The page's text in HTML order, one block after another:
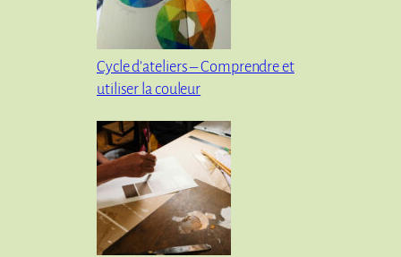
Cycle d’ateliers – Comprendre et
utiliser la couleur